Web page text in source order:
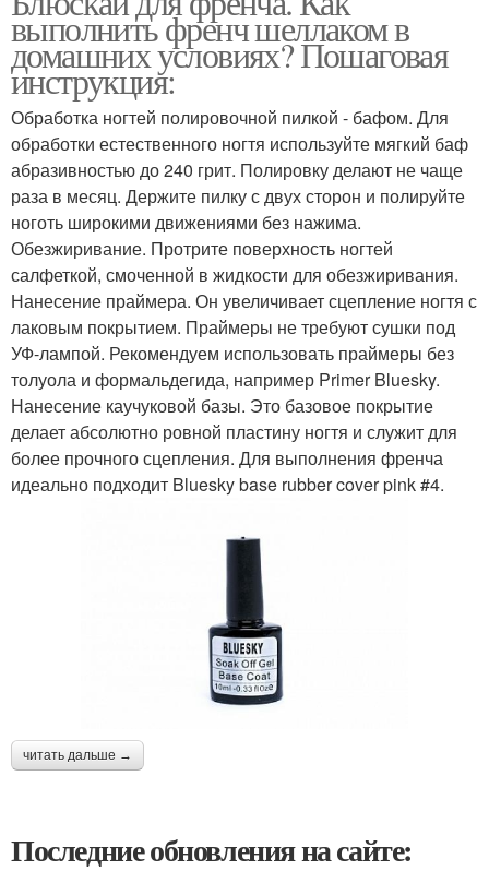
выполнить френч шеллаком в
домашних условиях? Пошаговая
инструкция:
Обработка ногтей полировочной пилкой - бафом. Для
обработки естественного ногтя используйте мягкий баф
абразивностью до 240 грит. Полировку делают не чаще
раза в месяц. Держите пилку с двух сторон и полируйте
ноготь широкими движениями без нажима.
Обезжиривание. Протрите поверхность ногтей
салфеткой, смоченной в жидкости для обезжиривания.
Нанесение праймера. Он увеличивает сцепление ногтя с
лаковым покрытием. Праймеры не требуют сушки под
УФ-лампой. Рекомендуем использовать праймеры без
толуола и формальдегида, например Primer Bluesky.
Нанесение каучуковой базы. Это базовое покрытие
делает абсолютно ровной пластину ногтя и служит для
более прочного сцепления. Для выполнения френча
идеально подходит Bluesky base rubber cover pink #4.
читать дальше →
Последние обновления на сайте: